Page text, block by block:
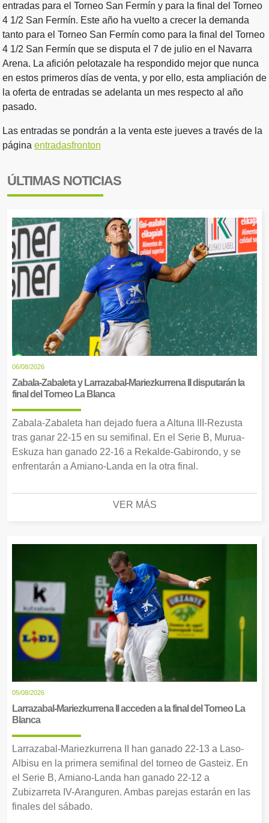
entradas para el Torneo San Fermín y para la final del Torneo
4 1/2 San Fermín. Este año ha vuelto a crecer la demanda
tanto para el Torneo San Fermín como para la final del Torneo
4 1/2 San Fermín que se disputa el 7 de julio en el Navarra
Arena. La afición pelotazale ha respondido mejor que nunca
en estos primeros días de venta, y por ello, esta ampliación de
la oferta de entradas se adelanta un mes respecto al año
pasado.
Las entradas se pondrán a la venta este jueves a través de la
página entradasfronton
ÚLTIMAS NOTICIAS
06/08/2026
Zabala-Zabaleta y Larrazabal-Mariezkurrena II disputarán la
final del Torneo La Blanca
Zabala-Zabaleta han dejado fuera a Altuna III-Rezusta
tras ganar 22-15 en su semifinal. En el Serie B, Murua-
Eskuza han ganado 22-16 a Rekalde-Gabirondo, y se
enfrentarán a Amiano-Landa en la otra final.
VER MÁS
05/08/2026
Larrazabal-Mariezkurrena II acceden a la final del Torneo La
Blanca
Larrazabal-Mariezkurrena II han ganado 22-13 a Laso-
Albisu en la primera semifinal del torneo de Gasteiz. En
el Serie B, Amiano-Landa han ganado 22-12 a
Zubizarreta IV-Aranguren. Ambas parejas estarán en las
finales del sábado.